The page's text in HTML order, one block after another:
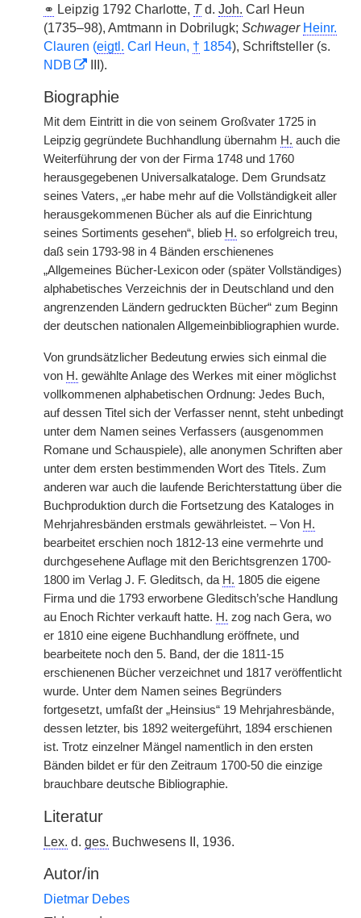
⚭ Leipzig 1792 Charlotte, Td. Joh. Carl Heun
(1735–98), Amtmann in Dobrilugk; Schwager Heinr.
Clauren (eigtl. Carl Heun, † 1854), Schriftsteller (s.
NDB
III).
Biographie
Mit dem Eintritt in die von seinem Großvater 1725 in
Leipzig gegründete Buchhandlung übernahm H. auch die
Weiterführung der von der Firma 1748 und 1760
herausgegebenen Universalkataloge. Dem Grundsatz
seines Vaters, „er habe mehr auf die Vollständigkeit aller
herausgekommenen Bücher als auf die Einrichtung
seines Sortiments gesehen“, blieb H. so erfolgreich treu,
daß sein 1793-98 in 4 Bänden erschienenes
„Allgemeines Bücher-Lexicon oder (später Vollständiges)
alphabetisches Verzeichnis der in Deutschland und den
angrenzenden Ländern gedruckten Bücher“ zum Beginn
der deutschen nationalen Allgemeinbibliographien wurde.
Von grundsätzlicher Bedeutung erwies sich einmal die
von H. gewählte Anlage des Werkes mit einer möglichst
vollkommenen alphabetischen Ordnung: Jedes Buch,
auf dessen Titel sich der Verfasser nennt, steht unbedingt
unter dem Namen seines Verfassers (ausgenommen
Romane und Schauspiele), alle anonymen Schriften aber
unter dem ersten bestimmenden Wort des Titels. Zum
anderen war auch die laufende Berichterstattung über die
Buchproduktion durch die Fortsetzung des Kataloges in
Mehrjahresbänden erstmals gewährleistet. – Von H.
bearbeitet erschien noch 1812-13 eine vermehrte und
durchgesehene Auflage mit den Berichtsgrenzen 1700-
1800 im Verlag J. F. Gleditsch, da H. 1805 die eigene
Firma und die 1793 erworbene Gleditsch’sche Handlung
au Enoch Richter verkauft hatte. H. zog nach Gera, wo
er 1810 eine eigene Buchhandlung eröffnete, und
bearbeitete noch den 5. Band, der die 1811-15
erschienenen Bücher verzeichnet und 1817 veröffentlicht
wurde. Unter dem Namen seines Begründers
fortgesetzt, umfaßt der „Heinsius“ 19 Mehrjahresbände,
dessen letzter, bis 1892 weitergeführt, 1894 erschienen
ist. Trotz einzelner Mängel namentlich in den ersten
Bänden bildet er für den Zeitraum 1700-50 die einzige
brauchbare deutsche Bibliographie.
Literatur
Lex. d. ges. Buchwesens II, 1936.
Autor/in
Dietmar Debes